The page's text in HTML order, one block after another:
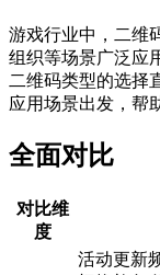
游戏行业中，二维
组织等场景广泛应
二维码类型的选择
应用场景出发，帮
全面对比
对比维
度
活动更新